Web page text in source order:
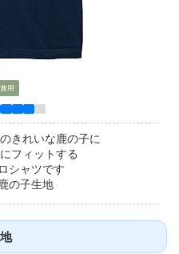
用
きれいな鹿の子に
フィットする
シャツです
の子生地